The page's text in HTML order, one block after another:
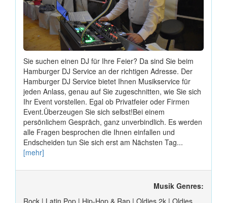
Sie suchen einen DJ für Ihre Feier? Da sind Sie beim
Hamburger DJ Service an der richtigen Adresse. Der
Hamburger DJ Service bietet Ihnen Musikservice für
jeden Anlass, genau auf Sie zugeschnitten, wie Sie sich
Ihr Event vorstellen. Egal ob Privatfeier oder Firmen
Event.Überzeugen Sie sich selbst!Bei einem
persönlichem Gespräch, ganz unverbindlich. Es werden
alle Fragen besprochen die Ihnen einfallen und
Endscheiden tun Sie sich erst am Nächsten Tag...
[mehr]
Musik Genres:
Rock | Latin Pop | Hip-Hop & Rap | Oldies 2k | Oldies